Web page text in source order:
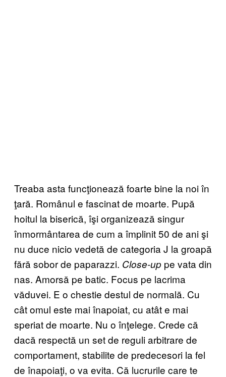
Treaba asta funcţionează foarte bine la noi în
ţară. Românul e fascinat de moarte. Pupă
hoitul la biserică, îşi organizează singur
înmormântarea de cum a împlinit 50 de ani şi
nu duce nicio vedetă de categoria J la groapă
fără sobor de paparazzi. Close-up pe vata din
nas. Amorsă pe batic. Focus pe lacrima
văduvei. E o chestie destul de normală. Cu
cât omul este mai înapoiat, cu atât e mai
speriat de moarte. Nu o înţelege. Crede că
dacă respectă un set de reguli arbitrare de
comportament, stabilite de predecesori la fel
de înapoiaţi, o va evita. Că lucrurile care te